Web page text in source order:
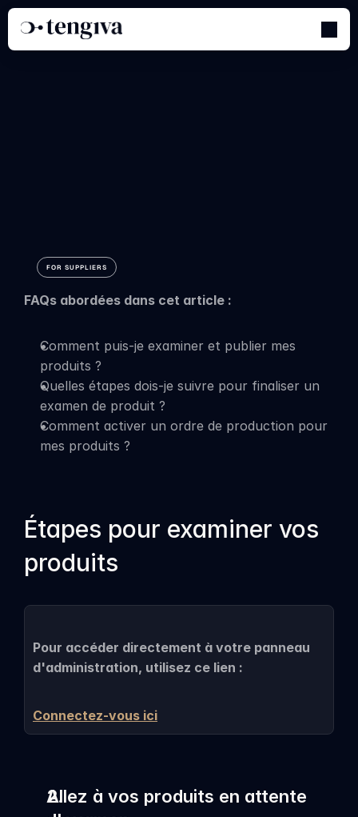
FOR SUPPLIERS
FAQs abordées dans cet article :
Comment puis-je examiner et publier mes
produits ?
Quelles étapes dois-je suivre pour finaliser un
examen de produit ?
Comment activer un ordre de production pour
mes produits ?
Étapes pour examiner vos
produits
Pour accéder directement à votre panneau
d'administration, utilisez ce lien :
Connectez-vous ici
Allez à vos produits en attente